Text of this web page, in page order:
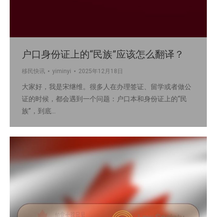
户口身份证上的“民族”应该怎么翻译？
移民快讯 yiminyi 2025年12月18日
大家好，我是宋继维。很多人在办理签证、留学或者做公
证的时候，都会遇到一个问题：户口本和身份证上的“民
族”，到底…